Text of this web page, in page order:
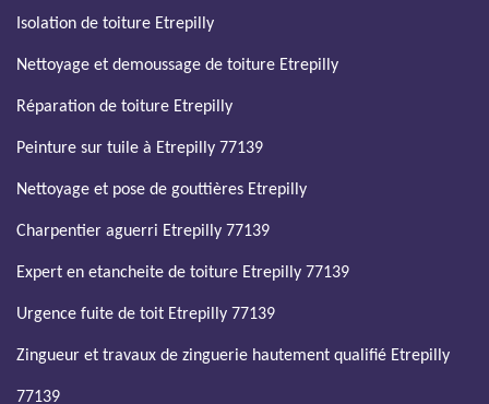
Isolation de toiture Etrepilly
Nettoyage et demoussage de toiture Etrepilly
Réparation de toiture Etrepilly
Peinture sur tuile à Etrepilly 77139
Nettoyage et pose de gouttières Etrepilly
Charpentier aguerri Etrepilly 77139
Expert en etancheite de toiture Etrepilly 77139
Urgence fuite de toit Etrepilly 77139
Zingueur et travaux de zinguerie hautement qualifié Etrepilly
77139